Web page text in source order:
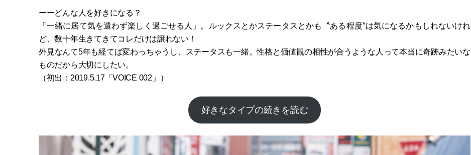
ーーどんな人を好きになる？
「一緒に居て気を遣わず楽しく過ごせる人 」 。ルックスとかステータスとかも〝ある程度″は気になるかもしれないけれ
ど、数十年生きてきてコレだけは譲れない！
外見なんて5年も経てば変わっちゃうし、ステータスも一緒。性格と価値観の相性が合うような人って本当に奇跡みたいな
ものだから大切にしたい。
（初出：2019.5.17「VOICE 002 」 ）
好きなタイプの続きを読む